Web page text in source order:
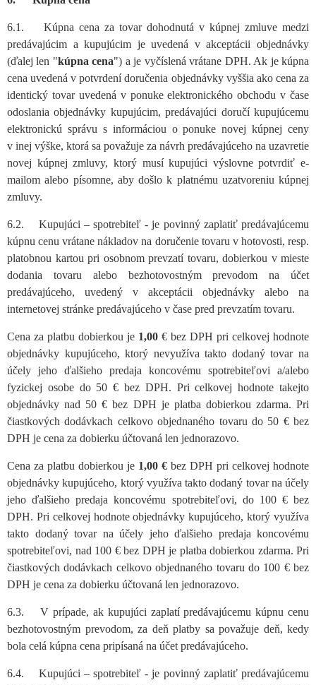
6.1. Kúpna cena za tovar dohodnutá v kúpnej zmluve medzi
predávajúcim a kupujúcim je uvedená v akceptácii objednávky
(ďalej len "kúpna cena") a je vyčíslená vrátane DPH. Ak je kúpna
cena uvedená v potvrdení doručenia objednávky vyššia ako cena za
identický tovar uvedená v ponuke elektronického obchodu v čase
odoslania objednávky kupujúcim, predávajúci doručí kupujúcemu
elektronickú správu s informáciou o ponuke novej kúpnej ceny
v inej výške, ktorá sa považuje za návrh predávajúceho na uzavretie
novej kúpnej zmluvy, ktorý musí kupujúci výslovne potvrdiť e-
mailom alebo písomne, aby došlo k platnému uzatvoreniu kúpnej
zmluvy.
6.2. Kupujúci – spotrebiteľ - je povinný zaplatiť predávajúcemu
kúpnu cenu vrátane nákladov na doručenie tovaru v hotovosti, resp.
platobnou kartou pri osobnom prevzatí tovaru, dobierkou v mieste
dodania tovaru alebo bezhotovostným prevodom na účet
predávajúceho, uvedený v akceptácii objednávky alebo na
internetovej stránke predávajúceho v čase pred prevzatím tovaru.
Cena za platbu dobierkou je 1,00 € bez DPH pri celkovej hodnote
objednávky kupujúceho, ktorý nevyužíva takto dodaný tovar na
účely jeho ďalšieho predaja koncovému spotrebiteľovi a/alebo
fyzickej osobe do 50 € bez DPH. Pri celkovej hodnote takejto
objednávky nad 50 € bez DPH je platba dobierkou zdarma. Pri
čiastkových dodávkach celkovo objednaného tovaru do 50 € bez
DPH je cena za dobierku účtovaná len jednorazovo.
Cena za platbu dobierkou je 1,00 € bez DPH pri celkovej hodnote
objednávky kupujúceho, ktorý využíva takto dodaný tovar na účely
jeho ďalšieho predaja koncovému spotrebiteľovi, do 100 € bez
DPH. Pri celkovej hodnote objednávky kupujúceho, ktorý využíva
takto dodaný tovar na účely jeho ďalšieho predaja koncovému
spotrebiteľovi, nad 100 € bez DPH je platba dobierkou zdarma. Pri
čiastkových dodávkach celkovo objednaného tovaru do 100 € bez
DPH je cena za dobierku účtovaná len jednorazovo.
6.3. V prípade, ak kupujúci zaplatí predávajúcemu kúpnu cenu
bezhotovostným prevodom, za deň platby sa považuje deň, kedy
bola celá kúpna cena pripísaná na účet predávajúceho.
6.4. Kupujúci – spotrebiteľ - je povinný zaplatiť predávajúcemu